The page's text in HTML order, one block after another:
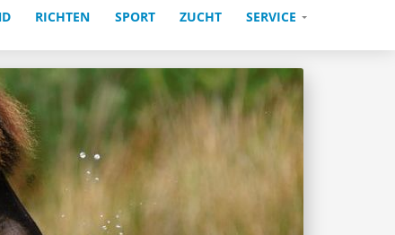
RICHTEN SPORT ZUCHT SERVICE